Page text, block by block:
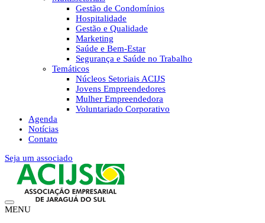
Gestão de Condomínios
Hospitalidade
Gestão e Qualidade
Marketing
Saúde e Bem-Estar
Segurança e Saúde no Trabalho
Temáticos
Núcleos Setoriais ACIJS
Jovens Empreendedores
Mulher Empreendedora
Voluntariado Corporativo
Agenda
Notícias
Contato
Seja um associado
MENU